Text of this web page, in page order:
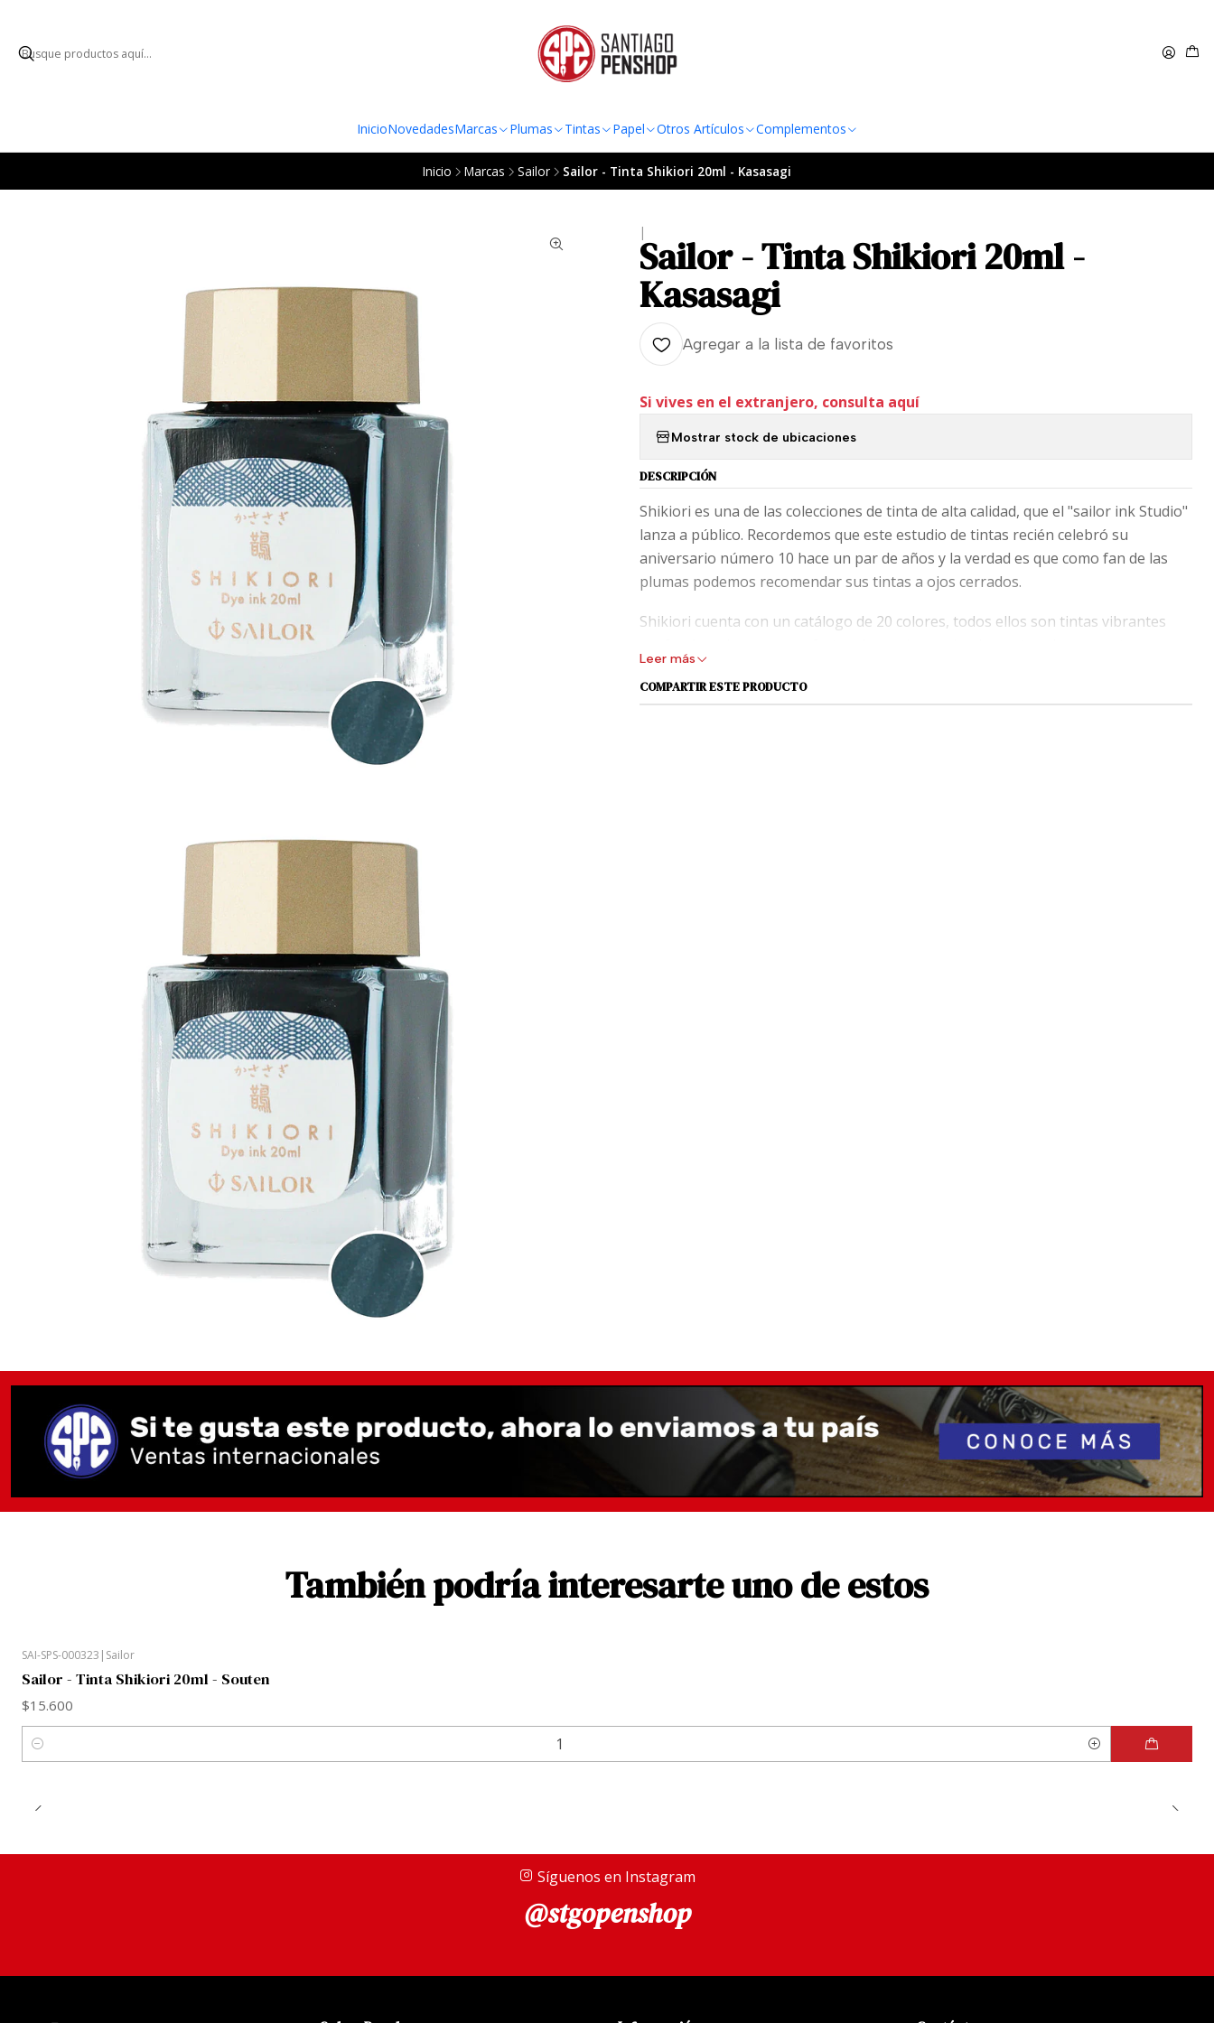
InicioNovedadesMarcas Plumas Tintas Papel Otros Artículos Complementos
Inicio Marcas Sailor Sailor - Tinta Shikiori 20ml - Kasasagi
|
Sailor - Tinta Shikiori 20ml -
Kasasagi
Agregar a la lista de favoritos
Si vives en el extranjero, consulta aquí
Mostrar stock de ubicaciones
DESCRIPCIÓN
Shikiori es una de las colecciones de tinta de alta calidad, que el "sailor ink Studio"
lanza a público. Recordemos que este estudio de tintas recién celebró su
aniversario número 10 hace un par de años y la verdad es que como fan de las
plumas podemos recomendar sus tintas a ojos cerrados.
Shikiori cuenta con un catálogo de 20 colores, todos ellos son tintas vibrantes
encantar.
Suavidad que se añade a tu experiencia de escritura premium! Presentada en
Leer más
COMPARTIR ESTE PRODUCTO
También podría interesarte uno de estos
SAI-SPS-000323 | Sailor
Sailor - Tinta Shikiori 20ml - Souten
$15.600
Cantidad
Síguenos en Instagram
@stgopenshop